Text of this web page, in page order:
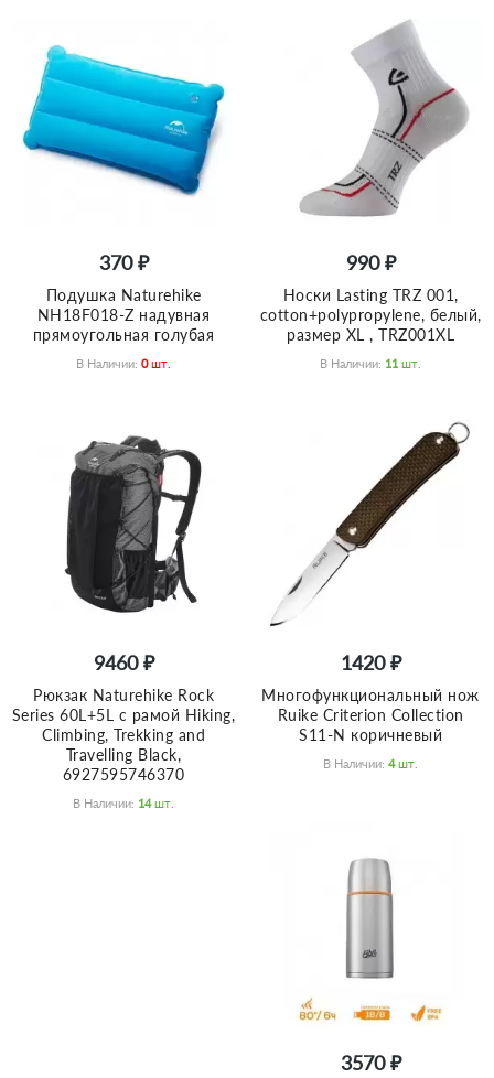
370 ₽
Подушка Naturehike
NH18F018-Z надувная
прямоугольная голубая
В Наличии: 0 Шт.
990 ₽
Носки Lasting TRZ 001,
cotton+polypropylene, белый,
размер XL , TRZ001XL
В Наличии: 11 Шт.
9460 ₽
Рюкзак Naturehike Rock
Series 60L+5L с рамой Hiking,
Climbing, Trekking and
Travelling Black,
6927595746370
В Наличии: 14 Шт.
1420 ₽
Многофункциональный нож
Ruike Criterion Collection
S11-N коричневый
В Наличии: 4 Шт.
3570 ₽